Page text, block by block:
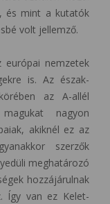
és mint a kutatók
volt jellemző.
európai nemzetek
is. Az észak-
az A-allél
nagyon
akiknél ez az
szerzők
meghatározó
hozzájárulnak
Így van ez Kelet-